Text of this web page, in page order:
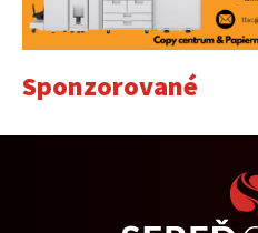
Sponzorované